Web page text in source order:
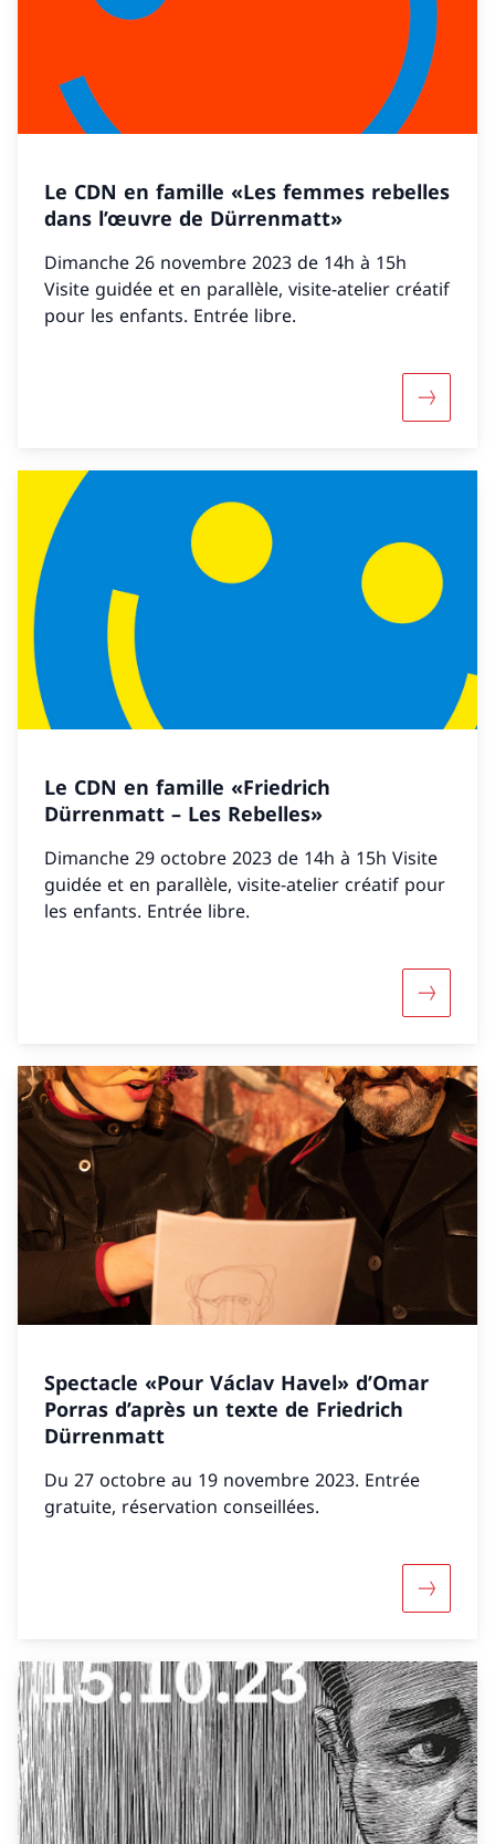
Le CDN en famille «Les femmes rebelles
dans l’œuvre de Dürrenmatt»
Dimanche 26 novembre 2023 de 14h à 15h
Visite guidée et en parallèle, visite-atelier créatif
pour les enfants. Entrée libre.
Le CDN en famille «Friedrich
Dürrenmatt – Les Rebelles»
Dimanche 29 octobre 2023 de 14h à 15h Visite
guidée et en parallèle, visite-atelier créatif pour
les enfants. Entrée libre.
Spectacle «Pour Václav Havel» d’Omar
Porras d’après un texte de Friedrich
Dürrenmatt
Du 27 octobre au 19 novembre 2023. Entrée
gratuite, réservation conseillées.
Maggiori